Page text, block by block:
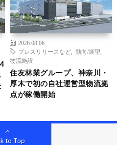
2026.08.06
プレスリリースなど
動向/展望
物流施設
住友林業グループ、神奈川・
厚木で初の自社運営型物流拠
点が稼働開始
to Top